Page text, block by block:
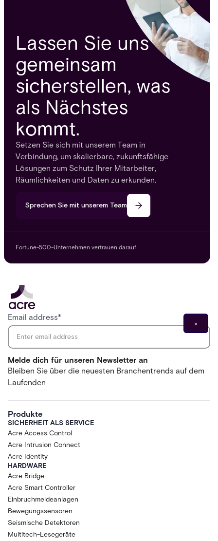
Lassen Sie uns
gemeinsam
sicherstellen, was
als Nächstes
kommt.
Setzen Sie sich mit unserem Team in
Verbindung, um skalierbare, zukunftsfähige
Lösungen zum Schutz Ihrer Mitarbeiter,
Räumlichkeiten und Daten zu erkunden.
Sprechen Sie mit unserem Team
Fortune-500-Unternehmen vertrauen darauf
Melde dich für unseren Newsletter an
Bleiben Sie über die neuesten Branchentrends auf dem
Laufenden
Email address*
Produkte
SICHERHEIT ALS SERVICE
Acre Access Control
Acre Intrusion Connect
Acre Identity
HARDWARE
Acre Bridge
Acre Smart Controller
Einbruchmeldeanlagen
Bewegungssensoren
Seismische Detektoren
Multitech-Lesegeräte